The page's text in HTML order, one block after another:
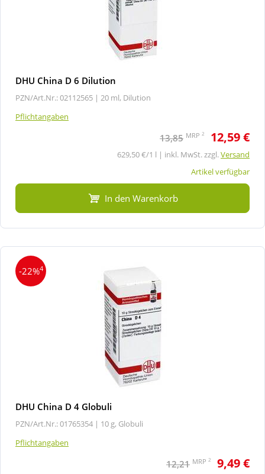
DHU China D 6 Dilution
PZN/Art.Nr.: 02112565 | 20 ml, Dilution
Pflichtangaben
13,85 MRP 2 12,59 €
629,50 €/1 l | inkl. MwSt. zzgl.Versand
Artikel verfügbar
In den Warenkorb
-22%4
DHU China D 4 Globuli
PZN/Art.Nr.: 01765354 | 10 g, Globuli
Pflichtangaben
12,21 MRP 2 9,49 €